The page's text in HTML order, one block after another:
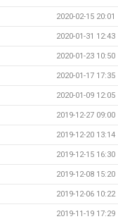
2020-02-15 20:01
2020-01-31 12:43
2020-01-23 10:50
2020-01-17 17:35
2020-01-09 12:05
2019-12-27 09:00
2019-12-20 13:14
2019-12-15 16:30
2019-12-08 15:20
2019-12-06 10:22
2019-11-19 17:29